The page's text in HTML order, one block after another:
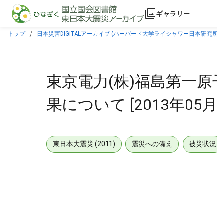
本文に飛ぶ
ギャラリー
トップ 日本災害DIGITALアーカイブ (ハーバード大学ライシャワー日本研究
東京電力(株)福島第一
果について [2013年05
東日本大震災 (2011) 震災への備え 被災状況